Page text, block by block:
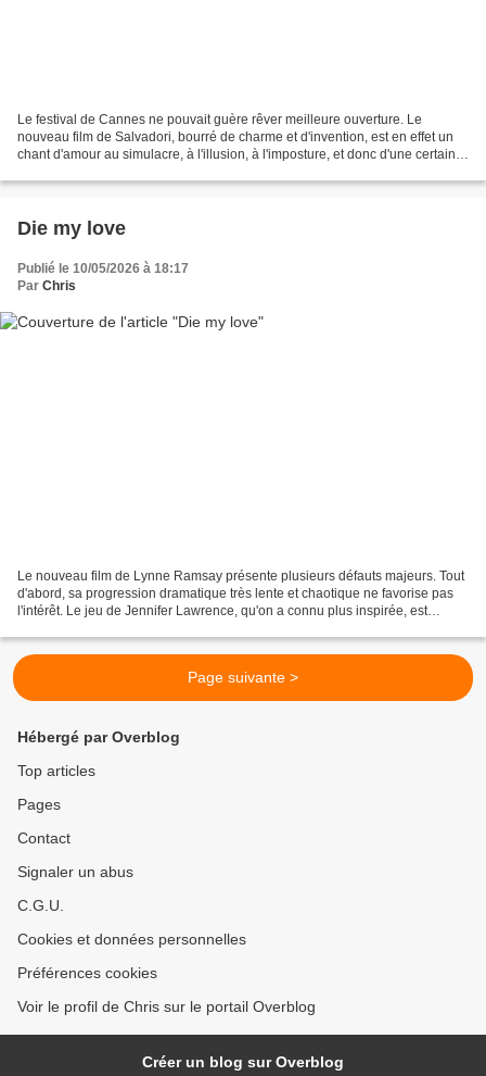
Le festival de Cannes ne pouvait guère rêver meilleure ouverture. Le
nouveau film de Salvadori, bourré de charme et d'invention, est en effet un
chant d'amour au simulacre, à l'illusion, à l'imposture, et donc d'une certaine
Die my love
Publié le 10/05/2026 à 18:17
Par Chris
Le nouveau film de Lynne Ramsay présente plusieurs défauts majeurs. Tout
d'abord, sa progression dramatique très lente et chaotique ne favorise pas
l'intérêt. Le jeu de Jennifer Lawrence, qu'on a connu plus inspirée, est
Page suivante >
Hébergé par Overblog
Top articles
Pages
Contact
Signaler un abus
C.G.U.
Cookies et données personnelles
Préférences cookies
Voir le profil de Chris sur le portail Overblog
Créer un blog sur Overblog